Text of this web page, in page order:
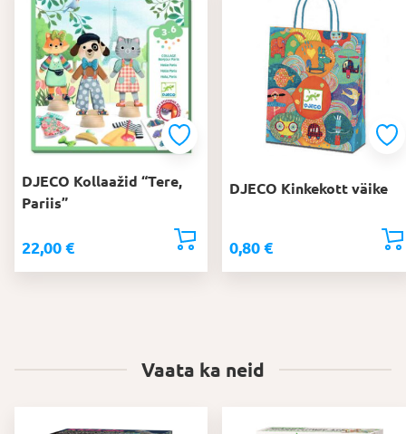
DJECO Kollaažid “Tere,
Pariis”
22,00 €
DJECO Kinkekott väike
0,80 €
Vaata ka neid